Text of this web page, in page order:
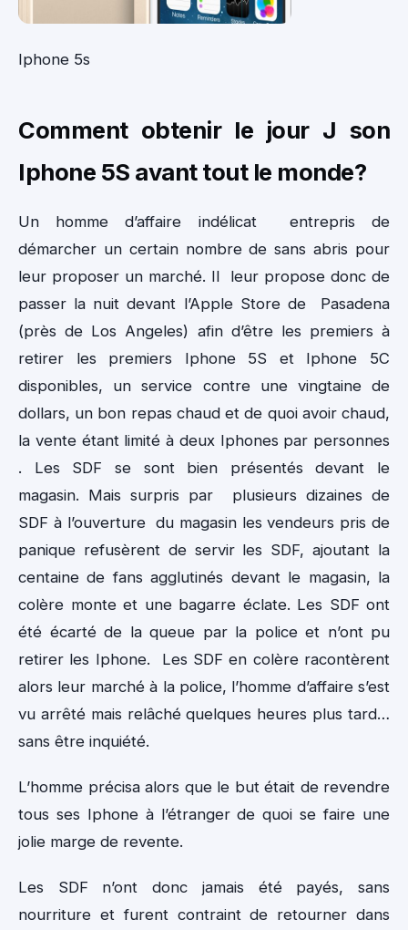
Iphone 5s
Comment obtenir le jour J son
Iphone 5S avant tout le monde?
Un homme d’affaire indélicat entrepris de
démarcher un certain nombre de sans abris pour
leur proposer un marché. Il leur propose donc de
passer la nuit devant l’Apple Store de Pasadena
(près de Los Angeles) afin d’être les premiers à
retirer les premiers Iphone 5S et Iphone 5C
disponibles, un service contre une vingtaine de
dollars, un bon repas chaud et de quoi avoir chaud,
la vente étant limité à deux Iphones par personnes
. Les SDF se sont bien présentés devant le
magasin. Mais surpris par plusieurs dizaines de
SDF à l’ouverture du magasin les vendeurs pris de
panique refusèrent de servir les SDF, ajoutant la
centaine de fans agglutinés devant le magasin, la
colère monte et une bagarre éclate. Les SDF ont
été écarté de la queue par la police et n’ont pu
retirer les Iphone. Les SDF en colère racontèrent
alors leur marché à la police, l’homme d’affaire s’est
vu arrêté mais relâché quelques heures plus tard…
sans être inquiété.
L’homme précisa alors que le but était de revendre
tous ses Iphone à l’étranger de quoi se faire une
jolie marge de revente.
Les SDF n’ont donc jamais été payés, sans
nourriture et furent contraint de retourner dans